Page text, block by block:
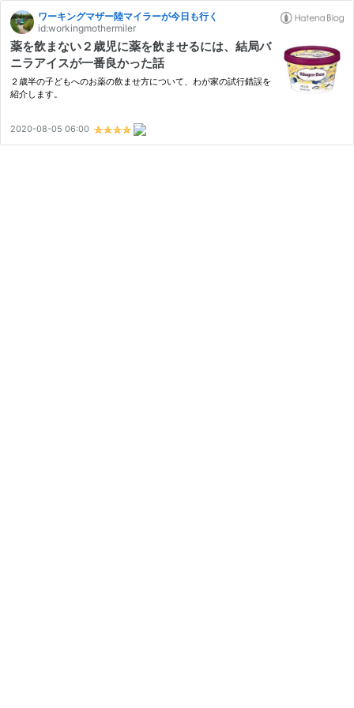
ワーキングマザー陸マイラーが今日も行く
id:workingmothermiler
薬を飲まない２歳児に薬を飲ませるには、結局バ
ニラアイスが一番良かった話
２歳半の子どもへのお薬の飲ませ方について、わが家の試行錯誤を
紹介します。
2020-08-05 06:00